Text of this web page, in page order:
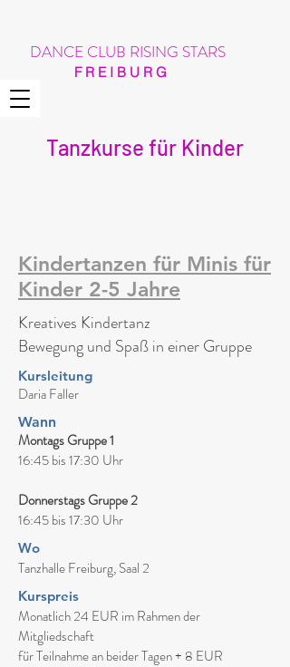
DANCE CLUB RISING STARS
F R E I B U R G
Tanzkurse für Kinder
Kindertanzen für Minis für
Kinder 2-5 Jahre
Kreatives Kindertanz
Bewegung und Spaß in einer Gruppe
Kursleitung
Daria Faller
Wann
Montags Gruppe 1
16:45 bis 17:30 Uhr
Donnerstags Gruppe 2
16:45 bis 17:30 Uhr
Wo
Tanzhalle Freiburg, Saal 2
Kurspreis
Monatlich 24 EUR im Rahmen der
Mitgliedschaft
für Teilnahme an beider Tagen + 8 EUR